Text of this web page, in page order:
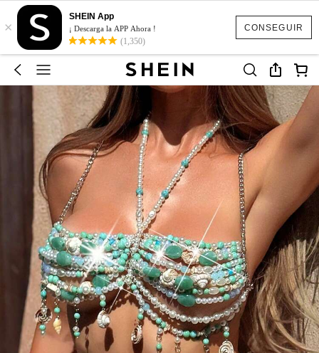
CONSEGUIR
×
SHEIN App
¡ Descarga la APP Ahora !
(1,350)